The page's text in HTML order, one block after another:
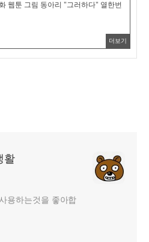
웹툰 그림 동아리 "그러하다" 열한번
더보기
활
용하는것을 좋아합